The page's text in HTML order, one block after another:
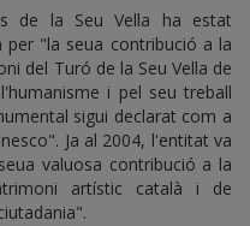
de la Seu Vella ha estat
"la seua contribució a la
del Turó de la Seu Vella de
i pel seu treball
sigui declarat com a
Ja al 2004, l'entitat va
valuosa contribució a la
artístic català i de